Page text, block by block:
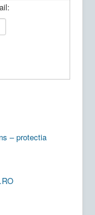
– protectia